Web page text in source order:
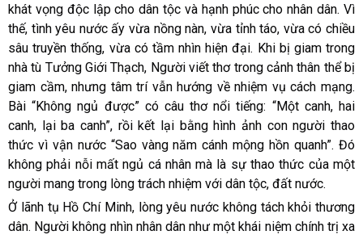
khát vọng độc lập cho dân tộc và hạnh phúc cho nhân dân. Vì
thế, tình yêu nước ấy vừa nồng nàn, vừa tỉnh táo, vừa có chiều
sâu truyền thống, vừa có tầm nhìn hiện đại. Khi bị giam trong
nhà tù Tưởng Giới Thạch, Người viết thơ trong cảnh thân thể bị
giam cầm, nhưng tâm trí vẫn hướng về nhiệm vụ cách mạng.
Bài “Không ngủ được” có câu thơ nổi tiếng: “Một canh, hai
canh, lại ba canh”, rồi kết lại bằng hình ảnh con người thao
thức vì vận nước “Sao vàng năm cánh mộng hồn quanh”. Đó
không phải nỗi mất ngủ cá nhân mà là sự thao thức của một
người mang trong lòng trách nhiệm với dân tộc, đất nước.
Ở lãnh tụ Hồ Chí Minh, lòng yêu nước không tách khỏi thương
dân. Người không nhìn nhân dân như một khái niệm chính trị xa